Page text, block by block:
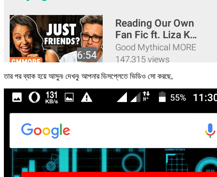
তার পর ব্যাক হয়ে আসুন৷ দেখনু৷ আপনার ডিসপ্লেতে ভিডিও সো করছে,